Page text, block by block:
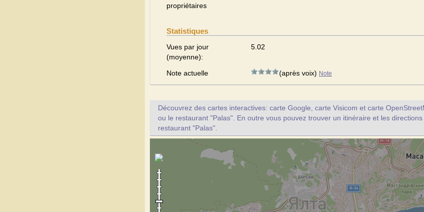
propriétaires
Statistiques
Vues par jour
(moyenne):
5.02
Note actuelle (après voix) Note
Découvrez des cartes interactives: carte Google, carte Visicom et carte
ou le restaurant "Palas". En outre vous pouvez trouver un itinéraire et les
restaurant "Palas".